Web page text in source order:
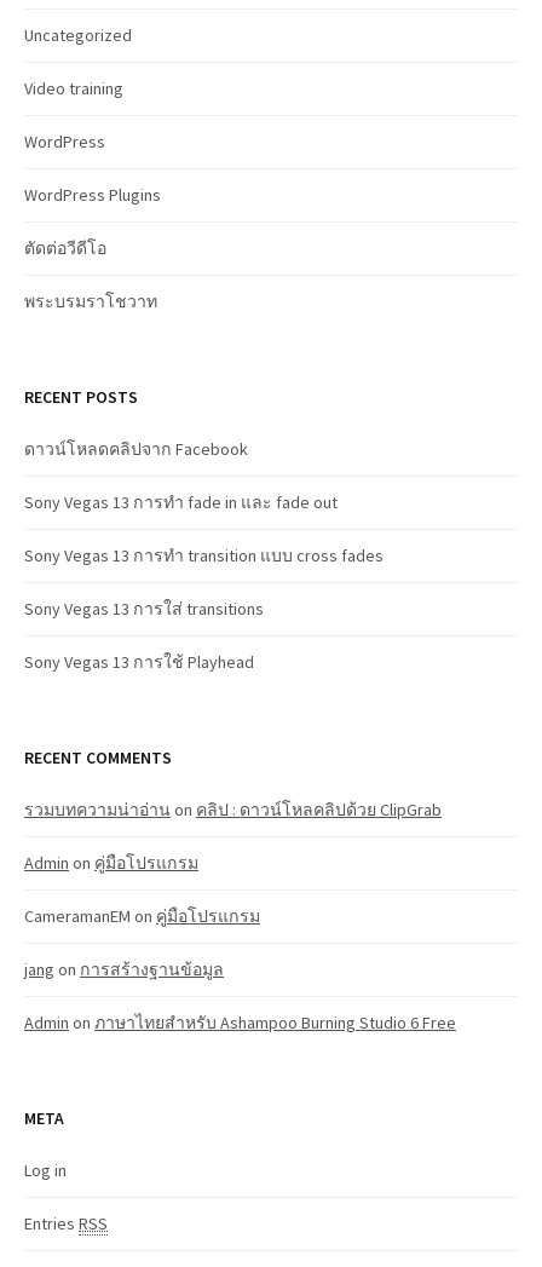
Uncategorized
Video training
WordPress
WordPress Plugins
ตัดต่อวีดีโอ
พระบรมราโชวาท
RECENT POSTS
ดาวน์โหลดคลิปจาก Facebook
Sony Vegas 13 การทำ fade in และ fade out
Sony Vegas 13 การทำ transition แบบ cross fades
Sony Vegas 13 การใส่ transitions
Sony Vegas 13 การใช้ Playhead
RECENT COMMENTS
รวมบทความน่าอ่านon คลิป : ดาวน์โหลคลิปด้วย ClipGrab
Admin on คู่มือโปรแกรม
CameramanEM on คู่มือโปรแกรม
jang on การสร้างฐานข้อมูล
Admin on ภาษาไทยสำหรับ Ashampoo Burning Studio 6 Free
META
Log in
Entries RSS